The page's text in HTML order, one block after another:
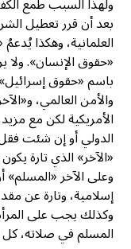
بعد أن قرر تعطيل
العلمانية، وهكذا
«حقوق الإنسان».
باسم «حقوق
والأمن العالمي،
الأمريكية لكن مع
الدولي أو إن شئت
«الآخر» الذي تارة
وعلى الآخر «المسلم»
إسلامية، وتارة عن
وكذلك يجب على
المسلم في صلاته، كل